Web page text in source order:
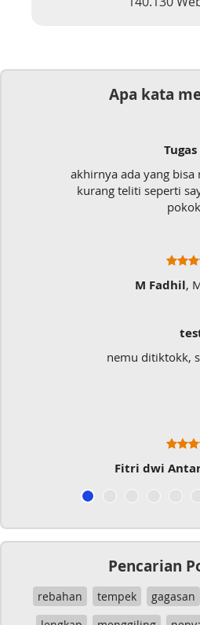
Apa kata
Tugas UAS
akhirnya ada yang bisa
kurang teliti seperti saya
pokoknya
M Fadhil,
testi
nemu ditiktokk, sngt
Fitri dwi Antari,
Pencarian
rebahan tempek gagasan